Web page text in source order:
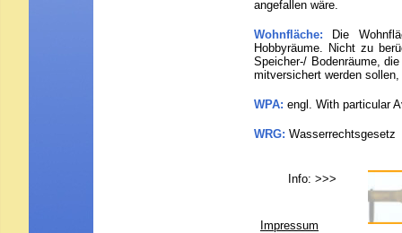
angefallen wäre.
Wohnfläche:
Die
Hobbyräume. Nicht zu
Speicher-/ Bodenräume,
mitversichert werden
WPA: engl. With particular
WRG: Wasserrechtsgesetz
Info: >>>
Impressum